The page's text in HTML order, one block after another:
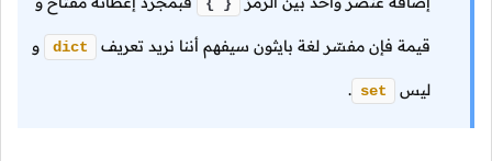
قيمة فإن مفسّر لغة بايثون سيفهم أننا نريد تعريف dict و
ليس set
.